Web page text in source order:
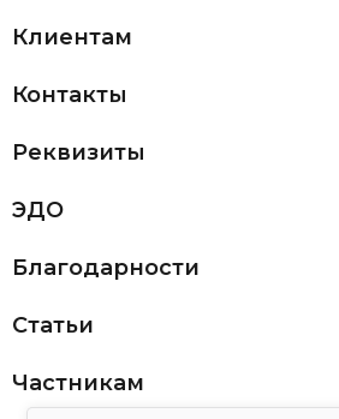
Клиентам
Контакты
Реквизиты
ЭДО
Благодарности
Статьи
Частникам